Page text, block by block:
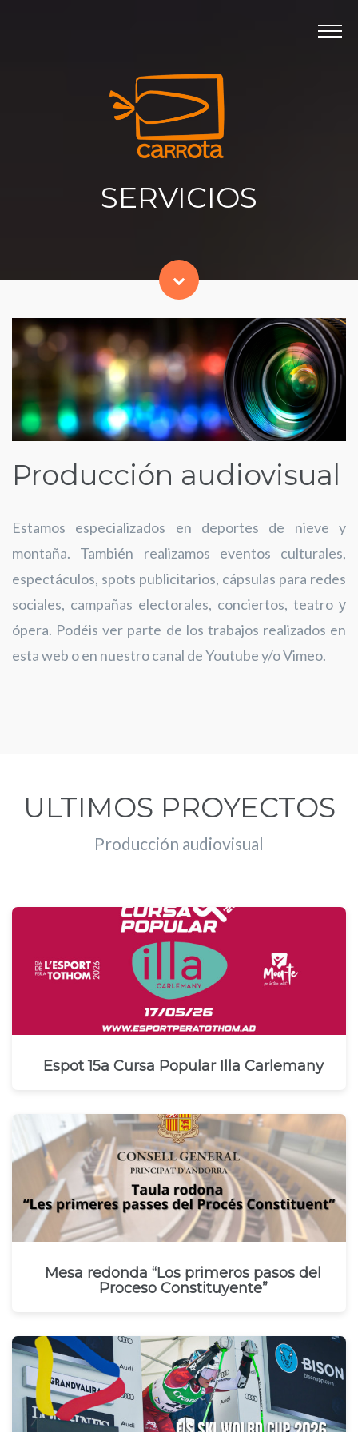
ULTIMOS PROYECTOS
SERVICIOS
CONTACTO
SERVICIOS
Producción audiovisual
Estamos especializados en deportes de nieve y
montaña. También realizamos eventos culturales,
espectáculos, spots publicitarios, cápsulas para redes
sociales, campañas electorales, conciertos, teatro у
ópera. Podéis ver parte de los trabajos realizados en
esta web o en nuestro canal de Youtube y/o Vimeo.
ULTIMOS PROYECTOS
Producción audiovisual
Espot 15a Cursa Popular Illa Carlemany
Mesa redonda “Los primeros pasos del
Proceso Constituyente”